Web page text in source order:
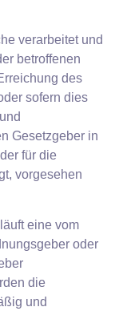
verarbeitet und
betroffenen
des
sofern dies
Gesetzgeber in
für die
vorgesehen
eine vom
oder
die
und